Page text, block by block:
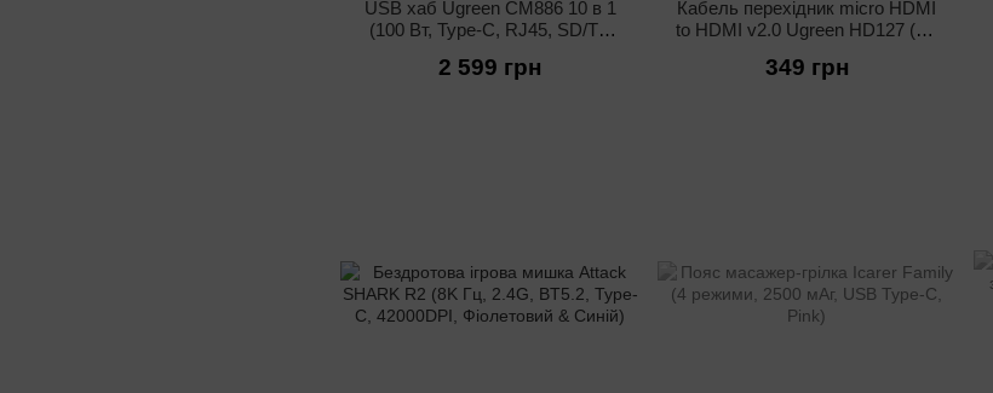
USB хаб Ugreen CM886 10 в 1
(100 Вт, Type-C, RJ45, SD/TF,
2 599 грн
Кабель перехідник micro HDMI
to HDMI v2.0 Ugreen HD127 (4K
349 грн